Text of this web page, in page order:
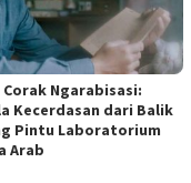
Corak Ngarabisasi:
Kecerdasan dari Balik
Pintu Laboratorium
Arab